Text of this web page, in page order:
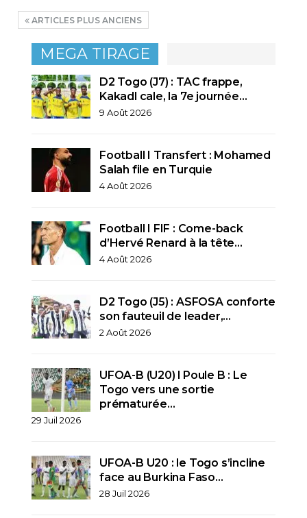
ARTICLES PLUS ANCIENS
MEGA TIRAGE
D2 Togo (J7) : TAC frappe,
Kakadl cale, la 7e journée…
9 Août 2026
Football I Transfert : Mohamed
Salah file en Turquie
4 Août 2026
Football I FIF : Come-back
d’Hervé Renard à la tête…
4 Août 2026
D2 Togo (J5) : ASFOSA conforte
son fauteuil de leader,…
2 Août 2026
UFOA-B (U20) l Poule B : Le
Togo vers une sortie
prématurée…
29 Juil 2026
UFOA-B U20 : le Togo s’incline
face au Burkina Faso…
28 Juil 2026